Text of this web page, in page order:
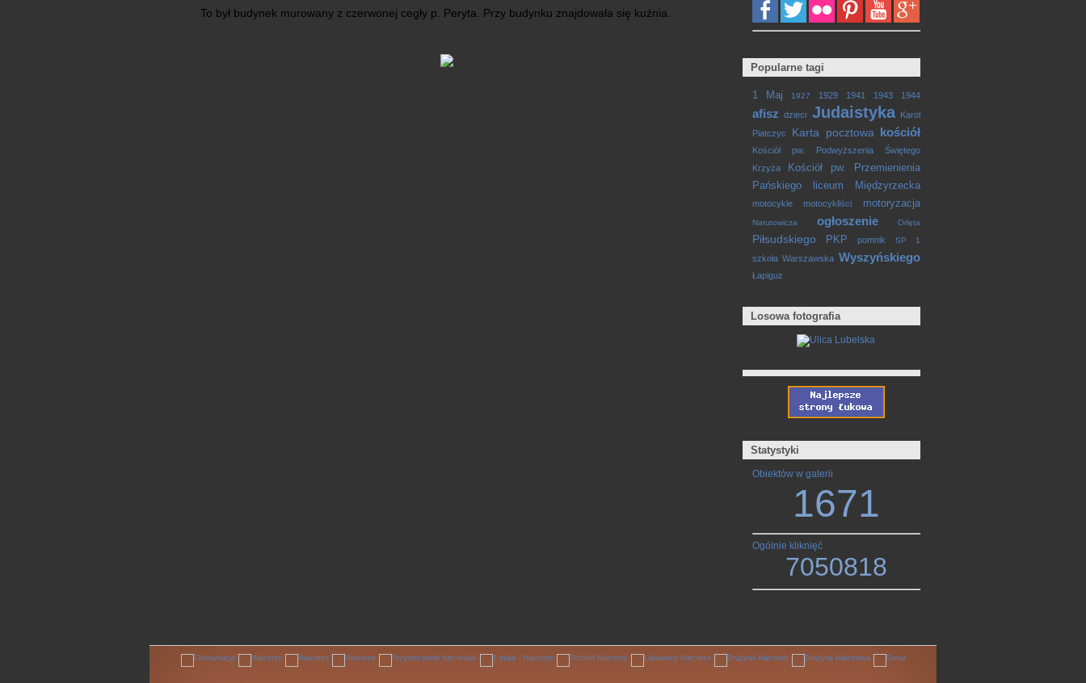
To był budynek murowany z czerwonej cegły p. Peryta. Przy budynku znajdowała się kuźnia.
Popularne tagi
1 Maj 1927 1929 1941 1943 1944
afisz dzieci Judaistyka
Karol
Piatczyc
Karta pocztowa kościół
Kościół pw. Podwyższenia Świętego
Krzyża
Kościół pw. Przemienienia
Pańskiego
liceum Międzyrzecka
motocykle motocykliści motoryzacja
Narutowicza ogłoszenie Orlęta
Piłsudskiego PKP pomnik SP 1
szkoła Warszawska Wyszyńskiego
Łapiguz
Losowa fotografia
Statystyki
Obiektów w galerii
1671
Ogólnie kliknięć
7050818